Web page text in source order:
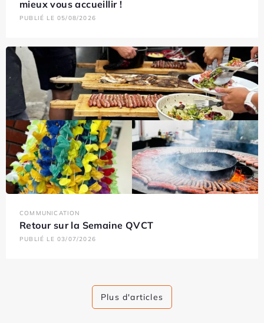
mieux vous accueillir !
PUBLIÉ LE 05/08/2026
COMMUNICATION
Retour sur la Semaine QVCT
PUBLIÉ LE 03/07/2026
Plus d'articles